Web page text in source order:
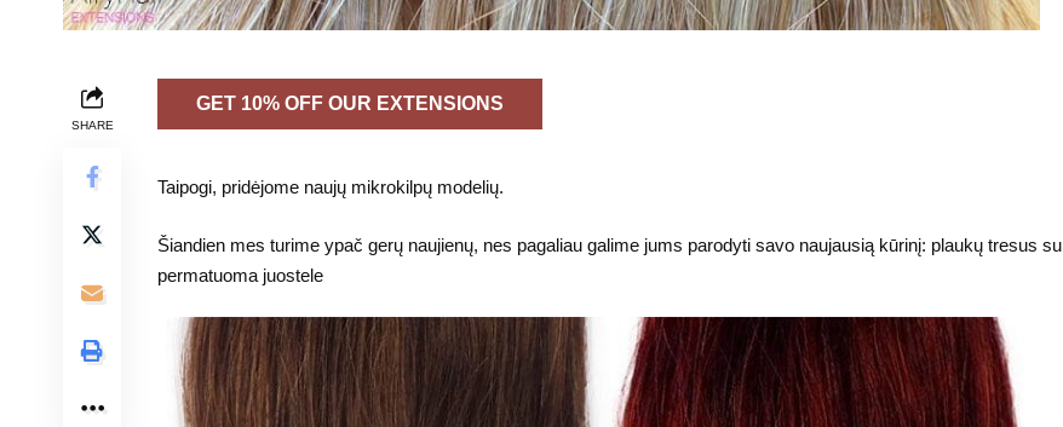
SHARE
GET 10% OFF OUR EXTENSIONS
Taipogi, pridėjome naujų mikrokilpų modelių.
Šiandien mes turime ypač gerų naujienų, nes pagaliau galime jums parodyti savo naujausią kūrinį: plaukų tresus su
permatuoma juostele